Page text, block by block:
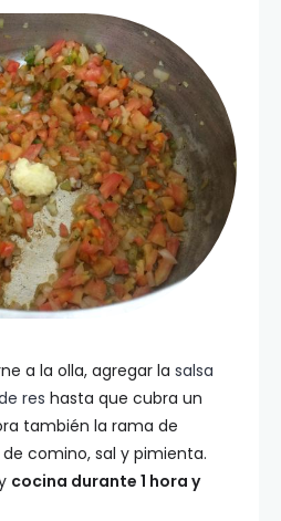
a la olla, agregar la salsa
res hasta que cubra un
también la rama de
comino, sal y pimienta.
cocina durante 1 hora y